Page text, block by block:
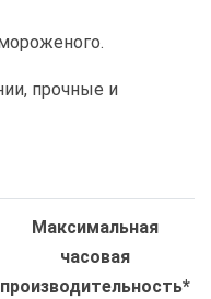
прочные и
Максимальная
часовая
производительность*